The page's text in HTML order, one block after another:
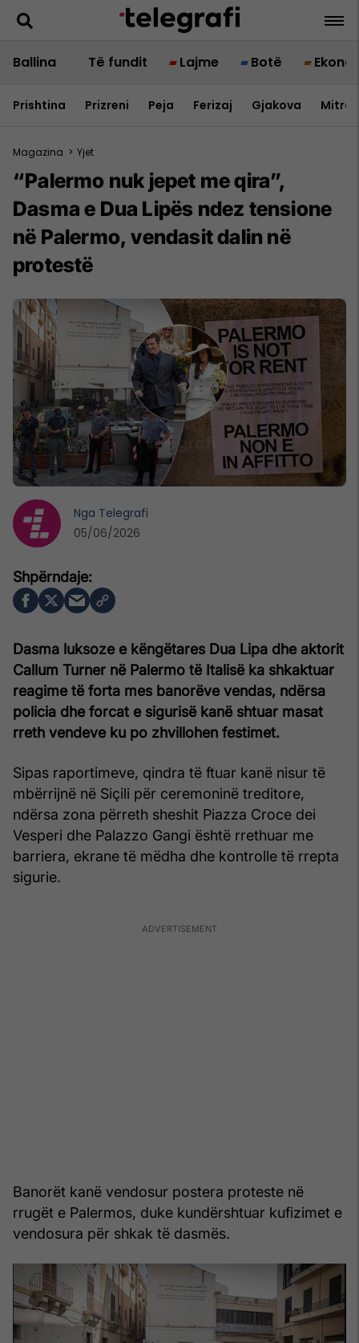
Ballina Të fundit Lajme Botë
Prishtina Prizreni Peja Ferizaj Gjakova
Magazina > Yjet
“Palermo nuk jepet me qira”,
Dasma e Dua Lipës ndez tensione
në Palermo, vendasit dalin në
protestë
Dasma luksoze e këngëtares Dua Lipa dhe aktorit
Callum Turner në Palermo të Italisë ka shkaktuar
reagime të forta mes banorëve vendas, ndërsa
policia dhe forcat e sigurisë kanë shtuar masat
rreth vendeve ku po zhvillohen festimet.
Sipas raportimeve, qindra të ftuar kanë nisur të
mbërrijnë në Siçili për ceremoninë treditore,
ndërsa zona përreth sheshit Piazza Croce dei
Vesperi dhe Palazzo Gangi është rrethuar me
barriera, ekrane të mëdha dhe kontrolle të rrepta
sigurie.
Banorët kanë vendosur postera proteste në
rrugët e Palermos, duke kundërshtuar kufizimet e
vendosura për shkak të dasmës.
Nga Telegrafi
05/06/2026